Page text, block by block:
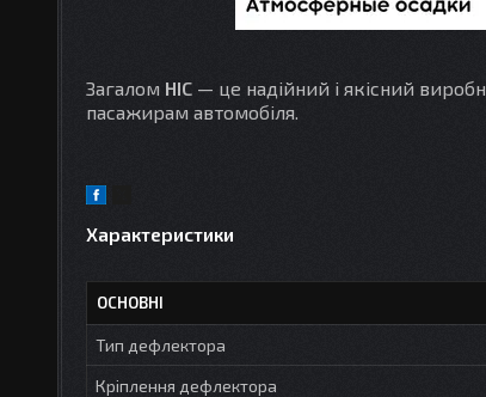
Загалом HIC — це надійний і якісний
пасажирам автомобіля.
Характеристики
ОСНОВНІ
Тип дефлектора
Кріплення дефлектора